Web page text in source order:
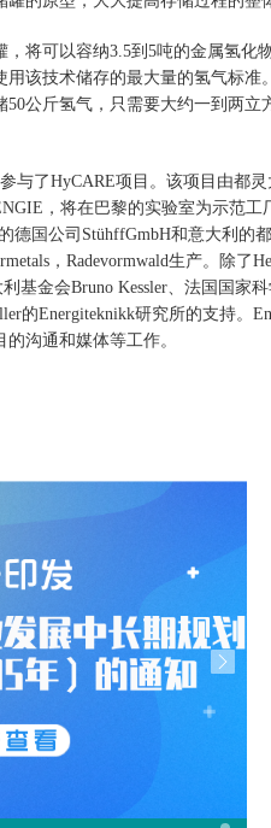
，将可以容纳3.5到 5吨的金属氢化
用该技术储存的最大量的氢气标准
50公斤氢气，只需要大约一到两立
与了HyCARE项目 。该项目由都
，将在巴黎的实验室为示范
的德国公司 StühffGmbH和意大利的
， Radevormwald生产。除了
基金会Bruno Kessler、法国国家
的Energiteknikk研究所的支持。
的沟通和媒体等工作。